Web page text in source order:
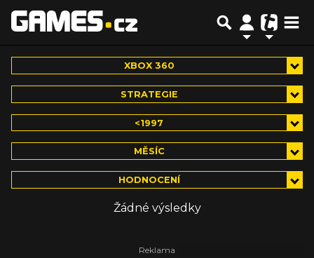
XBOX 360
STRATEGIE
<1997
MĚSÍC
HODNOCENÍ
Žádné výsledky